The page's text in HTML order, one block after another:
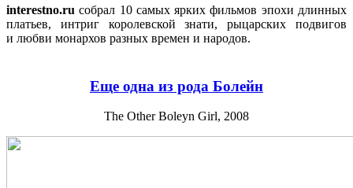
interestno.ru собрал 10 самых ярких фильмов эпохи длинных
платьев, интриг королевской знати, рыцарских подвигов
и любви монархов разных времен и народов.
Еще одна из рода Болейн
The Other Boleyn Girl, 2008